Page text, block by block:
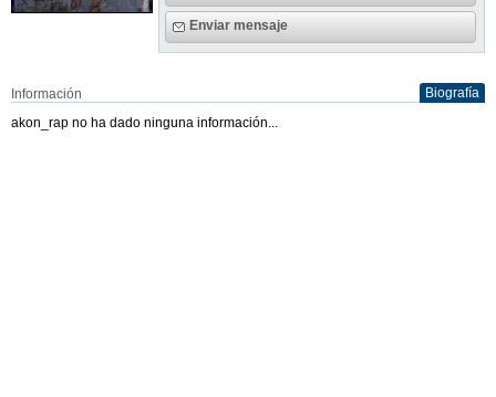
Enviar mensaje
Información
Biografía
akon_rap no ha dado ninguna información...